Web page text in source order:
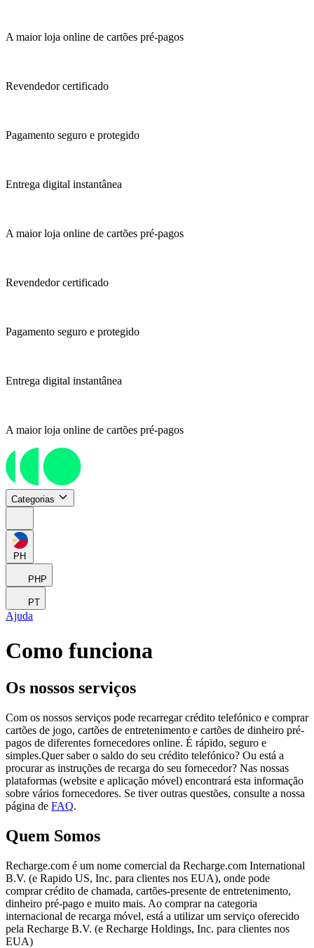
A maior loja online de cartões pré-pagos
Revendedor certificado
Pagamento seguro e protegido
Entrega digital instantânea
A maior loja online de cartões pré-pagos
Revendedor certificado
Pagamento seguro e protegido
Entrega digital instantânea
A maior loja online de cartões pré-pagos
Categorias
PH
PHP
PT
Ajuda
Como funciona
Os nossos serviços
Com os nossos serviços pode recarregar crédito telefónico e comprar
cartões de jogo, cartões de entretenimento e cartões de dinheiro pré-
pagos de diferentes fornecedores online. É rápido, seguro e
simples.Quer saber o saldo do seu crédito telefónico? Ou está a
procurar as instruções de recarga do seu fornecedor? Nas nossas
plataformas (website e aplicação móvel) encontrará esta informação
sobre vários fornecedores. Se tiver outras questões, consulte a nossa
página de FAQ.
Quem Somos
Recharge.com é um nome comercial da Recharge.com International
B.V. (e Rapido US, Inc. para clientes nos EUA), onde pode
comprar crédito de chamada, cartões-presente de entretenimento,
dinheiro pré-pago e muito mais. Ao comprar na categoria
internacional de recarga móvel, está a utilizar um serviço oferecido
pela Recharge B.V. (e Recharge Holdings, Inc. para clientes nos
EUA)